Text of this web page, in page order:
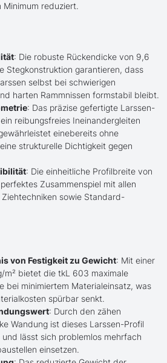
reduziert.
: Die robuste Rückendicke von 9,6
Stegkonstruktion garantieren, dass
selbst bei schwierigen
harten Rammnissen formstabil bleibt.
: Das präzise gefertigte Larssen-
reibungsfreies Ineinandergleiten
einebereits ohne
strukturelle Dichtigkeit gegen
: Die einheitliche Profilbreite von
Zusammenspiel mit allen
sowie Standard-
von Festigkeit zu Gewicht: Mit einer
m² bietet die tkL 603 maximale
bei minimiertem Materialeinsatz, was
spürbar senkt.
: Durch den zähen
Wandung ist dieses Larssen-Profil
lässt sich problemlos mehrfach
einsetzen.